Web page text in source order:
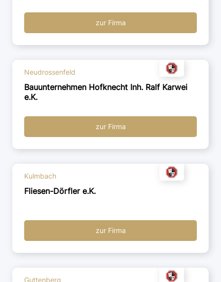
zur Firma
Neudrossenfeld
Bauunternehmen Hofknecht Inh. Ralf Karwei
e.K.
zur Firma
Kulmbach
Fliesen-Dörfler e.K.
zur Firma
Guttenberg